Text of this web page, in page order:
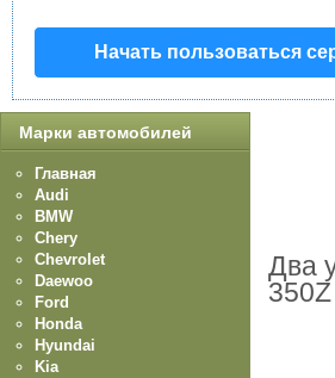
Начать пользоваться
Два
350Z
Марки автомобилей
Главная
Audi
BMW
Chery
Chevrolet
Daewoo
Ford
Honda
Hyundai
Kia